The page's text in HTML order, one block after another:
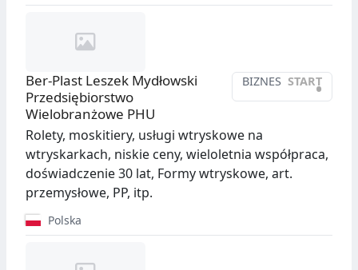
BIZNES START
•
Ber-Plast Leszek Mydłowski
Przedsiębiorstwo
Wielobranżowe PHU
Rolety, moskitiery, usługi wtryskowe na
wtryskarkach, niskie ceny, wieloletnia współpraca,
doświadczenie 30 lat, Formy wtryskowe, art.
przemysłowe, PP, itp.
Polska